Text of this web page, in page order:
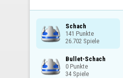
Schach
141 Punkte
26.702 Spiele
Bullet-Schach
0 Punkte
34 Spiele